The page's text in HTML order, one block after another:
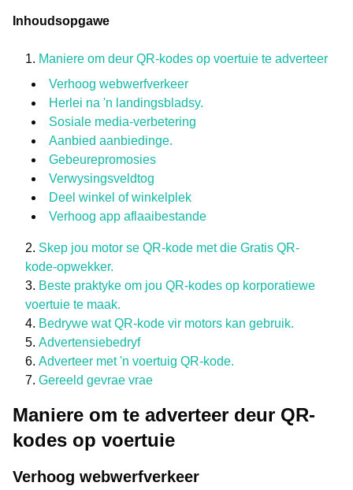
Inhoudsopgawe
Maniere om deur QR-kodes op voertuie te adverteer
Verhoog webwerfverkeer
Herlei na 'n landingsbladsy.
Sosiale media-verbetering
Aanbied aanbiedinge.
Gebeurepromosies
Verwysingsveldtog
Deel winkel of winkelplek
Verhoog app aflaaibestande
Skep jou motor se QR-kode met die Gratis QR-
kode-opwekker.
Beste praktyke om jou QR-kodes op korporatiewe
voertuie te maak.
Bedrywe wat QR-kode vir motors kan gebruik.
Advertensiebedryf
Adverteer met 'n voertuig QR-kode.
Gereeld gevrae vrae
Maniere om te adverteer deur QR-
kodes op voertuie
Verhoog webwerfverkeer